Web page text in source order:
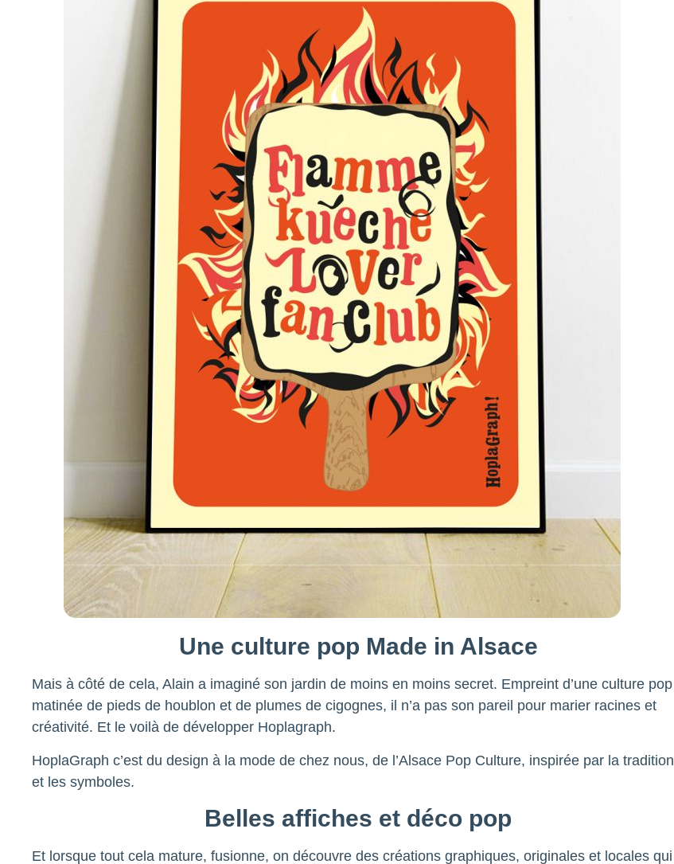
Une culture pop Made in Alsace
Mais à côté de cela, Alain a imaginé son jardin de moins en moins secret. Empreint d’une culture pop
matinée de pieds de houblon et de plumes de cigognes, il n’a pas son pareil pour marier racines et
créativité. Et le voilà de développer Hoplagraph.
HoplaGraph c’est du design à la mode de chez nous, de l’Alsace Pop Culture, inspirée par la tradition
et les symboles.
Belles affiches et déco pop
Et lorsque tout cela mature, fusionne, on découvre des créations graphiques, originales et locales qui